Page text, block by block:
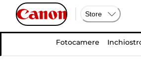
Store
Fotocamere